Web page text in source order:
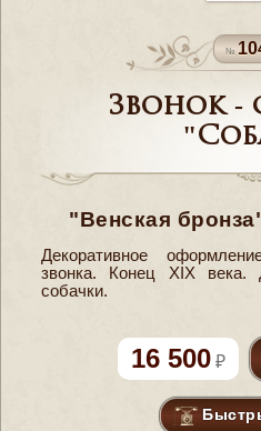
Звонок -
"Венская
Декоративное
звонка. Конец XIX века.
собачки.
16 500